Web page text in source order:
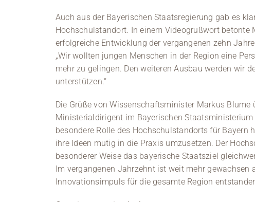
Auch aus der Bayerischen Staatsregierung gab es
Hochschulstandort. In einem Videogrußwort betonte
erfolgreiche Entwicklung der vergangenen zehn
„Wir wollten jungen Menschen in der Region eine
mehr zu gelingen. Den weiteren Ausbau werden wir
unterstützen.“
Die Grüße von Wissenschaftsminister Markus Blume
Ministerialdirigent im Bayerischen
besondere Rolle des Hochschulstandorts für Bayern
ihre Ideen mutig in die Praxis umzusetzen. Der
besonderer Weise das bayerische Staatsziel
Im vergangenen Jahrzehnt ist weit mehr
Innovationsimpuls für die gesamte Region